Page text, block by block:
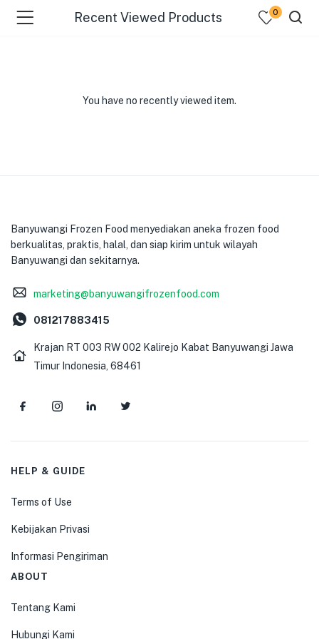
Recent Viewed Products 0
You have no recently viewed item.
Banyuwangi Frozen Food menyediakan aneka frozen food
berkualitas, praktis, halal, dan siap kirim untuk wilayah
Banyuwangi dan sekitarnya.
marketing@banyuwangifrozenfood.com
081217883415
Krajan RT 003 RW 002 Kalirejo Kabat Banyuwangi Jawa
Timur Indonesia, 68461
HELP & GUIDE
Terms of Use
Kebijakan Privasi
Informasi Pengiriman
ABOUT
Tentang Kami
Hubungi Kami